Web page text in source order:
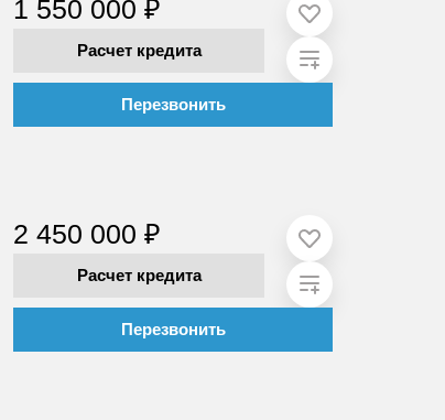
1 550 000 ₽
Расчет кредита
Перезвонить
2 450 000 ₽
Расчет кредита
Перезвонить